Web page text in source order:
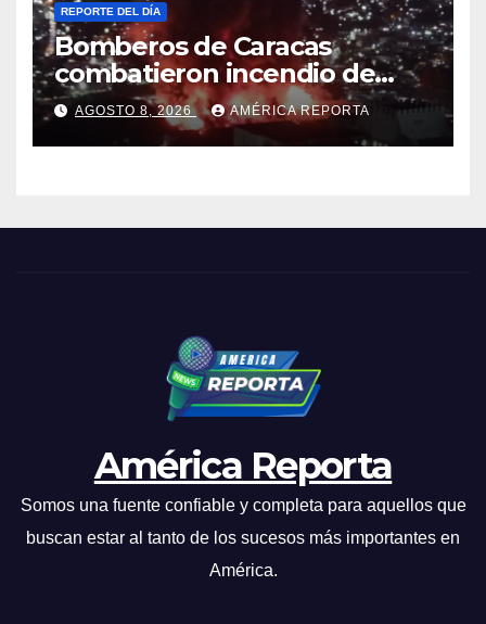
REPORTE DEL DÍA
Bomberos de Caracas
combatieron incendio de
gran magnitud en zona
industrial de El Llanito
AGOSTO 8, 2026 AMÉRICA REPORTA
América Reporta
Somos una fuente confiable y completa para aquellos que
buscan estar al tanto de los sucesos más importantes en
América.